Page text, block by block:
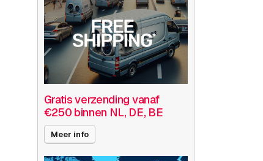
Gratis verzending vanaf
€250 binnen NL, DE, BE
Meer info